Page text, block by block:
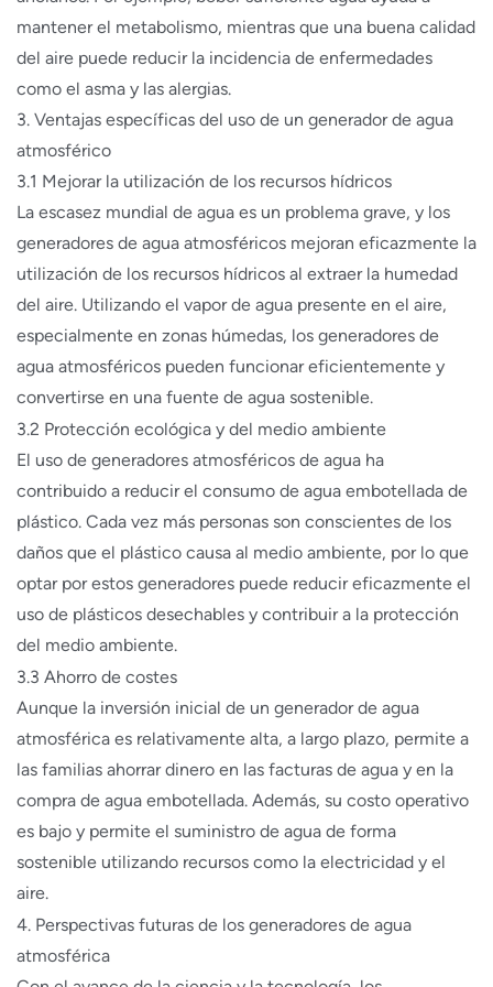
mantener el metabolismo, mientras que una buena calidad
del aire puede reducir la incidencia de enfermedades
como el asma y las alergias.
3. Ventajas específicas del uso de un generador de agua
atmosférico
3.1 Mejorar la utilización de los recursos hídricos
La escasez mundial de agua es un problema grave, y los
generadores de agua atmosféricos mejoran eficazmente la
utilización de los recursos hídricos al extraer la humedad
del aire. Utilizando el vapor de agua presente en el aire,
especialmente en zonas húmedas, los generadores de
agua atmosféricos pueden funcionar eficientemente y
convertirse en una fuente de agua sostenible.
3.2 Protección ecológica y del medio ambiente
El uso de generadores atmosféricos de agua ha
contribuido a reducir el consumo de agua embotellada de
plástico. Cada vez más personas son conscientes de los
daños que el plástico causa al medio ambiente, por lo que
optar por estos generadores puede reducir eficazmente el
uso de plásticos desechables y contribuir a la protección
del medio ambiente.
3.3 Ahorro de costes
Aunque la inversión inicial de un generador de agua
atmosférica es relativamente alta, a largo plazo, permite a
las familias ahorrar dinero en las facturas de agua y en la
compra de agua embotellada. Además, su costo operativo
es bajo y permite el suministro de agua de forma
sostenible utilizando recursos como la electricidad y el
aire.
4. Perspectivas futuras de los generadores de agua
atmosférica